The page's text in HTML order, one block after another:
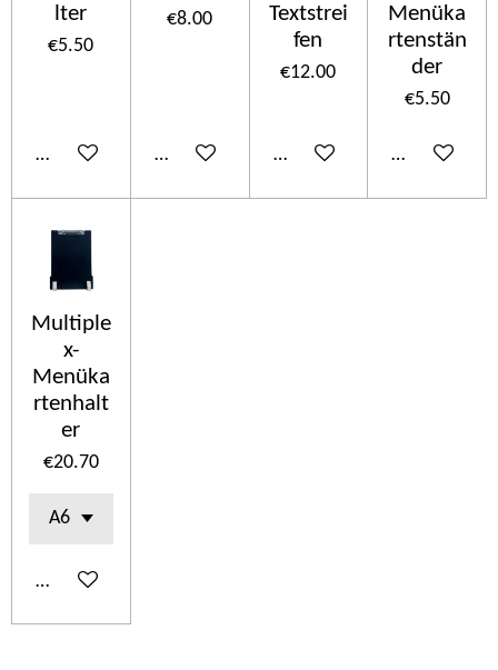
lter
€5.50
Add to cart
€8.00
Add to cart
Textstrei
fen
€12.00
Add to cart
Menüka
rtenstän
der
€5.50
Add to cart
Multiple
x-
Menüka
rtenhalt
er
€20.70
Add to cart